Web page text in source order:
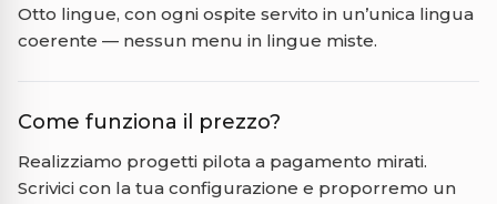
Otto lingue, con ogni ospite servito in un’unica lingua
coerente — nessun menu in lingue miste.
Come funziona il prezzo?
Realizziamo progetti pilota a pagamento mirati.
Scrivici con la tua configurazione e proporremo un